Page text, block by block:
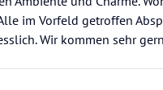
im Vorfeld getroffen
Wir kommen sehr